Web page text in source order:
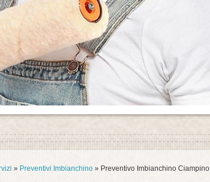
» Preventivi Imbianchino » Preventivo Imbianchino Ciampino